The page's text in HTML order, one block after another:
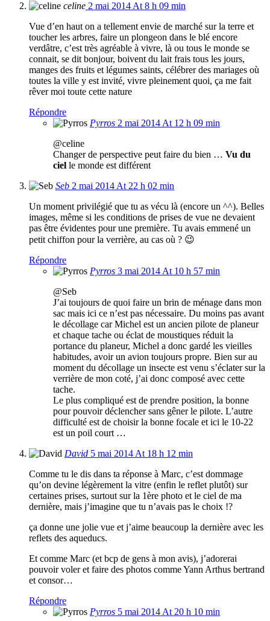
celine 2 mai 2014 At 8 h 09 min
Vue d’en haut on a tellement envie de marché sur la terre et
toucher les arbres, faire un plongeon dans le blé encore
verdâtre, c’est très agréable à vivre, là ou tous le monde se
connait, se dit bonjour, boivent du lait frais tous les jours,
manges des fruits et légumes saints, célébrer des mariages où
toutes la ville y est invité, vivre pleinement quoi, ça me fait
rêver moi toute cette nature
Répondre
Pyrros 2 mai 2014 At 12 h 09 min
@celine
Changer de perspective peut faire du bien … Vu du
ciel le monde est différent
Seb 2 mai 2014 At 22 h 02 min
Un moment privilégié que tu as vécu là (encore un ^^). Belles
images, même si les conditions de prises de vue ne devaient
pas être évidentes pour une première. Tu avais emmené un
petit chiffon pour la verrière, au cas où ? 😉
Répondre
Pyrros 3 mai 2014 At 10 h 57 min
@Seb
J’ai toujours de quoi faire un brin de ménage dans mon
sac mais ici ce n’est pas nécessaire. Du moins pas avant
le décollage car Michel est un ancien pilote de planeur
et chaque tache ou éclat de moustiques réduit la
portance du planeur, Michel a donc gardé les vieilles
habitudes, avoir un avion toujours propre. Bien sur au
moment du décollage un insecte est venu s’éclater sur la
verrière de mon coté, j’ai donc composé avec cette
tache.
Le plus compliqué est de prendre position, la bonne
pour pouvoir déclencher sans gêner le pilote. L’autre
difficulté est de choisir la bonne focale et ici le 10-22
est un poil court …
David 5 mai 2014 At 18 h 12 min
Comme tu le dis dans ta réponse à Marc, c’est dommage
qu’on devine légèrement la vitre (enfin le reflet plutôt) sur
certaines prises, surtout sur la 1ère photo et le ciel de ma
dernière, mais j’imagine que tu n’avais pas le choix !?
ça donne une jolie vue et j’aime beaucoup la dernière avec les
reflets des aqueducs.
Et comme Marc (et bcp de gens à mon avis), j’adorerai
pouvoir voler et faire des photos comme Yann Arthus bertrand
et consor…
Répondre
Pyrros 5 mai 2014 At 20 h 10 min